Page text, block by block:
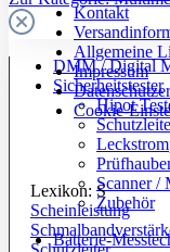
DMM / Digital
Sicherheitstester
Hipot
Scanner /
Zubehör
Batterie-
Kontakt
Allgemeine
Impressum
Cookie-
Lexikon: S
Scheinleistung